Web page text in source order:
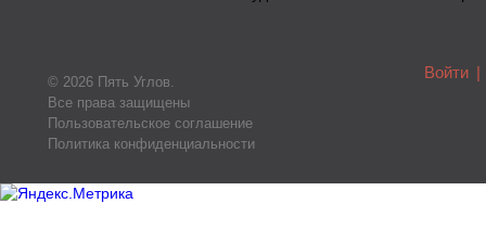
© 2026 Пять Углов.
Все права защищены
Пользовательское соглашение
Политика конфиденциальности
Войти